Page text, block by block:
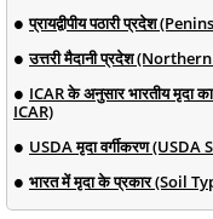
प्रायद्वीपीय पठारी प्रदेश
उत्तरी मैदानी प्रदेश
ICAR के अनुसार भारतीय
ICAR)
USDA मृदा वर्गीकरण
भारत में मृदा के प्रकार (Soil